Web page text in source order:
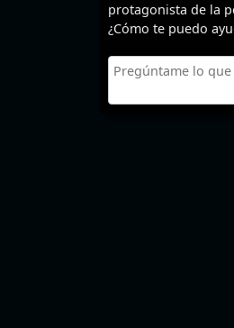
protagonista de la
¿Cómo te puedo